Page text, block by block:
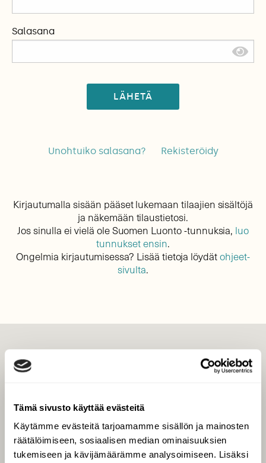
Tämä sivusto käyttää evästeitä
Käytämme evästeitä tarjoamamme sisällön ja mainosten
räätälöimiseen, sosiaalisen median ominaisuuksien
tukemiseen ja kävijämäärämme analysoimiseen. Lisäksi
Salasana
LÄHETÄ
Unohtuiko salasana? Rekisteröidy
Kirjautumalla sisään pääset lukemaan tilaajien sisältöjä
ja näkemään tilaustietosi.
Jos sinulla ei vielä ole Suomen Luonto -tunnuksia, luo
tunnukset ensin.
Ongelmia kirjautumisessa? Lisää tietoja löydätohjeet-
sivulta.
Tilaa digilukuoikeus
Äänestä parasta juttua
Tilaa uutiskirje